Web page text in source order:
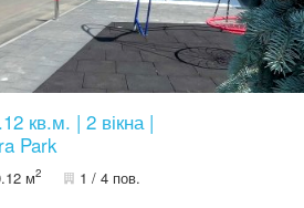
кв.м. | 2 вікна |
Park
м2 1 / 4 пов.